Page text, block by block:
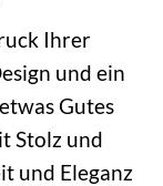
Ihrer
und ein
Gutes
Stolz und
und Eleganz